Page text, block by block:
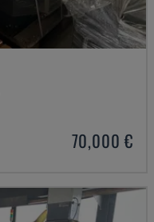
70,000 €